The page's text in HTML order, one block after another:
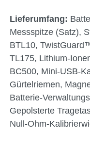
Lieferumfang:
Messspitze (Satz),
BTL10,
TL175, Lithium-
BC500, Mini-USB-
Gürtelriemen,
Batterie-
Gepolsterte
Null-Ohm-